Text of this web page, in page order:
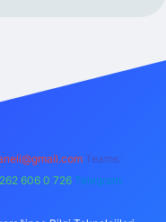
Teams:
606 0 726 Telegram: